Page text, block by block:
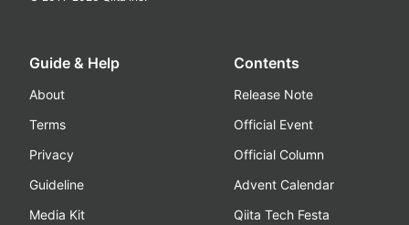
Guide & Help
About
Terms
Privacy
Guideline
Media Kit
Contents
Release Note
Official Event
Official Column
Advent Calendar
Qiita Tech Festa